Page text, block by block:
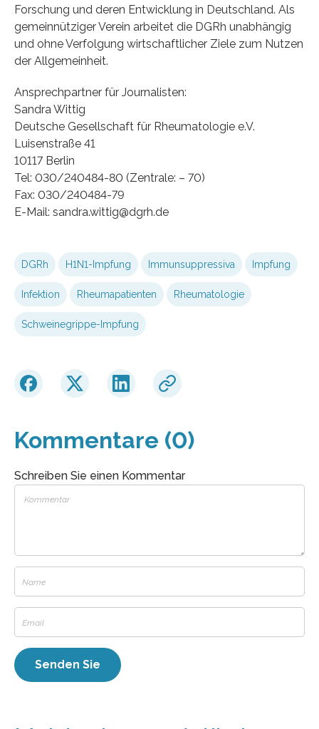
Forschung und deren Entwicklung in Deutschland. Als
gemeinnütziger Verein arbeitet die DGRh unabhängig
und ohne Verfolgung wirtschaftlicher Ziele zum Nutzen
der Allgemeinheit.
Ansprechpartner für Journalisten:
Sandra Wittig
Deutsche Gesellschaft für Rheumatologie e.V.
Luisenstraße 41
10117 Berlin
Tel: 030/240484-80 (Zentrale: – 70)
Fax: 030/240484-79
E-Mail: sandra.wittig@dgrh.de
DGRh H1N1-Impfung Immunsuppressiva Impfung
Infektion Rheumapatienten Rheumatologie
Schweinegrippe-Impfung
Kommentare (0)
Schreiben Sie einen Kommentar